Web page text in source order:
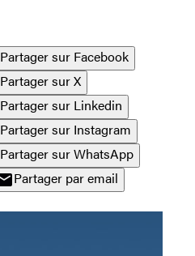
Partager sur Facebook
Partager sur X
Partager sur Linkedin
Partager sur Instagram
Partager sur WhatsApp
Partager par email